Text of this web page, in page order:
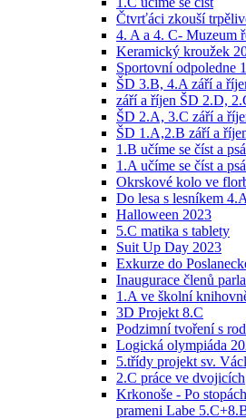
Čtvrťáci zkouší
4. A a 4. C- Muzeum
Keramický kroužek
Sportovní odpoledne
ŠD 3.B, 4.A září a
září a říjen ŠD 2.D,
ŠD 2.A, 3.C září a
ŠD 1.A,2.B září a
1.B učíme se číst a
1.A učíme se číst a
Okrskové kolo ve
Do lesa s lesníkem
Halloween 2023
5.C matika s tablety
Suit Up Day 2023
Exkurze do
Inaugurace členů
1.A ve školní
3D Projekt 8.C
Podzimní tvoření s
Logická olympiáda
5.třídy projekt sv.
2.C práce ve dvojicích
Krkonoše - Po
prameni Labe